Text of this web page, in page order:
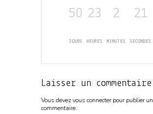
50
JOURS
23
HEURES
2
MINUTES
21
SECONDES
Laisser un commentaire
Vous devezvous connecterpour publier un
commentaire.